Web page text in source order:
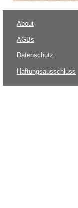
About
AGBs
Datenschutz
Haftungsausschluss